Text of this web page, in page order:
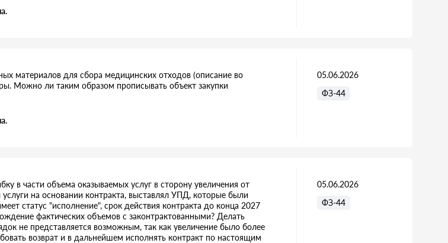
материалов для сбора медицинских отходов (описание во
Можно ли таким образом прописывать объект закупки
05.06.2026
ФЗ-44
в части объема оказываемых услуг в сторону увеличения от
на основании контракта, выставлял УПД, которые были
статус "исполнение", срок действия контракта до конца 2027
фактических объемов с законтрактованными? Делать
не представляется возможным, так как увеличение было более
возврат и в дальнейшем исполнять контракт по настоящим
05.06.2026
ФЗ-44